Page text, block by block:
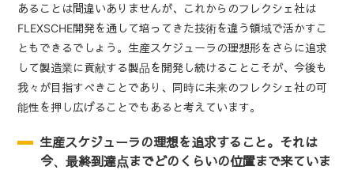
あることは間違いありませんが、これからのフレクシェ社は
FLEXSCHE開発を通して培ってきた技術を違う領域で活かすこ
ともできるでしょう。生産スケジューラの理想形をさらに追求
して製造業に貢献する製品を開発し続けることこそが、今後も
我々が目指すべきことであり、同時に未来のフレクシェ社の可
能性を押し広げることでもあると考えています。
生産スケジューラの理想を追求すること。それは
今、最終到達点までどのくらいの位置まで来ていま